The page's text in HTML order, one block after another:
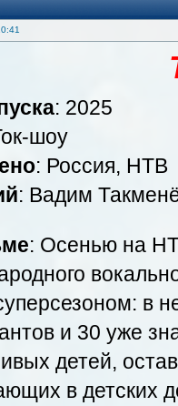
: 2025
шоу
: Россия, НТВ
: Вадим
: Осенью на
в
и 30 уже
детей,
в детских